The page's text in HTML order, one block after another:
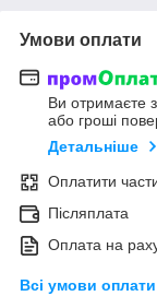
Умови оплати
Ви отримаєте
або гроші
Детальніше
Оплатити
Післяплата
Оплата на
Всі умови оплати